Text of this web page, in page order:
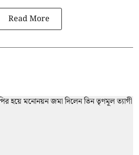
Read More